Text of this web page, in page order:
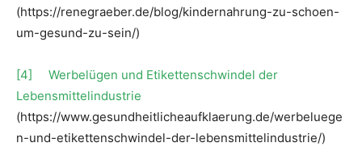
(https://renegraeber.de/blog/kindernahrung-zu-schoen-
um-gesund-zu-sein/)
[4]
Werbelügen und Etikettenschwindel der
Lebensmittelindustrie
(https://www.gesundheitlicheaufklaerung.de/werbeluege
n-und-etikettenschwindel-der-lebensmittelindustrie/)